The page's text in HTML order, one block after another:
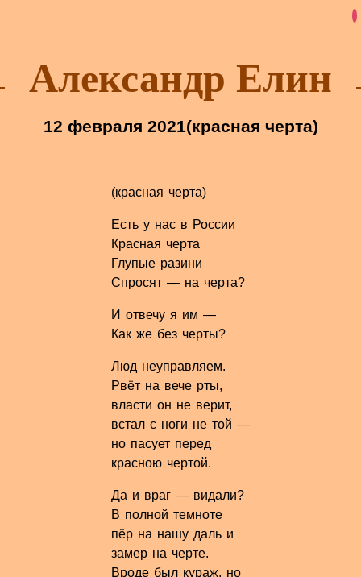
Александр Елин
12 февраля 2021(красная черта)
(красная черта)
Есть у нас в России
Красная черта
Глупые разини
Спросят — на черта?
И отвечу я им —
Как же без черты?
Люд неуправляем.
Рвёт на вече рты,
власти он не верит,
встал с ноги не той —
но пасует перед
красною чертой.
Да и враг — видали?
В полной темноте
пёр на нашу даль и
замер на черте.
Вроде был кураж, но